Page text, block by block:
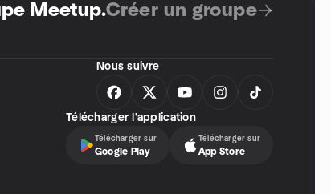
Meetup.Créer un groupe
Nous suivre
Télécharger l'application
Télécharger sur
Google Play
Télécharger sur
App Store